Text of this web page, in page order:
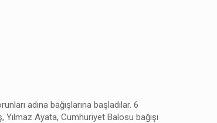
adına bağışlarına başladılar. 6
Ayata, Cumhuriyet Balosu bağışı